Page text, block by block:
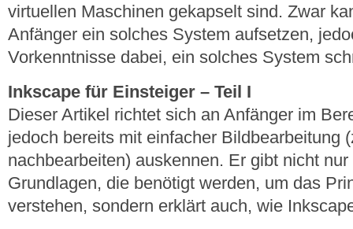
virtuellen Maschinen gekapselt sind. Zwar
Anfänger ein solches System aufsetzen,
Vorkenntnisse dabei, ein solches System
Inkscape für Einsteiger – Teil I
Dieser Artikel richtet sich an Anfänger im
jedoch bereits mit einfacher Bildbearbeitung
nachbearbeiten) auskennen. Er gibt nicht
Grundlagen, die benötigt werden, um das
verstehen, sondern erklärt auch, wie